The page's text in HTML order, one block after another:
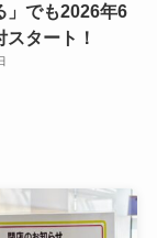
」でも2026年6
スタート！